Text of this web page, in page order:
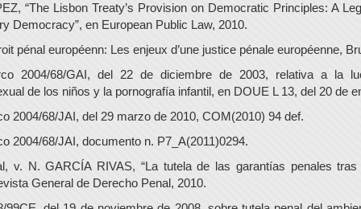
“The Lisbon Treaty’s Provision on Democratic Principles: A
Democracy”, en European Public Law, 2010.
pénal européenn: Les enjeux d’une justice pénale européenne,
2004/68/GAI, del 22 de diciembre de 2003, relativa a la
de los niños y la pornografía infantil, en DOUE L 13, del 20 de
2004/68/JAI, del 29 marzo de 2010, COM(2010) 94 def.
2004/68/JAI, documento n. P7_A(2011)0294.
v. N. GARCÍA RIVAS, “La tutela de las garantías penales
General de Derecho Penal, 2010.